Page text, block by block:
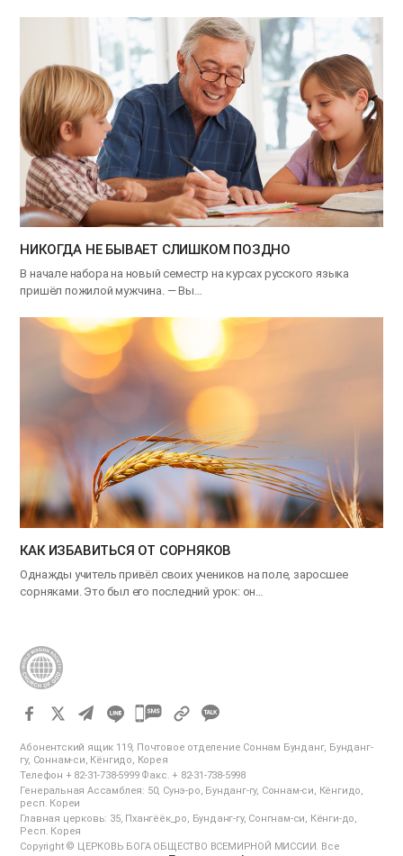
НИКОГДА НЕ БЫВАЕТ СЛИШКОМ ПОЗДНО
В начале набора на новый семестр на курсах русского языка
пришёл пожилой мужчина. — Вы…
КАК ИЗБАВИТЬСЯ ОТ СОРНЯКОВ
Однажды учитель привёл своих учеников на поле, заросшее
сорняками. Это был его последний урок: он…
카
오
톡
공
유
하
Абонентский ящик 119, Почтовое отделение Соннам Бунданг, Бунданг-
гу, Соннам-си, Кёнгидо, Корея
Телефон + 82-31-738-5999 Факс. + 82-31-738-5998
Генеральная Ассамблея: 50, Сунэ-ро, Бунданг-гу, Соннам-си, Кёнгидо,
респ. Кореи
Главная церковь: 35, Пхангёёк_ро, Бунданг-гу, Сонгнам-си, Кёнги-до,
Респ. Корея
Copyright © ЦЕРКОВЬ БОГА ОБЩЕСТВО ВСЕМИРНОЙ МИССИИ. Все